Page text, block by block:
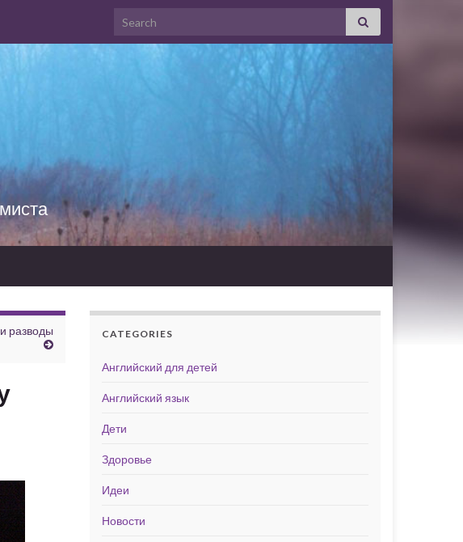
Search for:
разводы CATEGORIES
Английский для детей
Английский язык
Дети
Здоровье
Идеи
Новости